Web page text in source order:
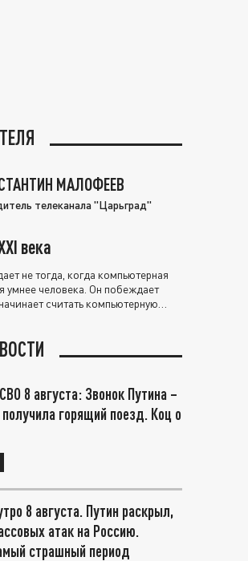
МАЛОФЕЕВ
телеканала "Царьград"
века
не тогда, когда компьютерная
умнее человека. Он побеждает
считать компьютерную
8 августа: Звонок Путина –
горящий поезд. Коц о
8 августа. Путин раскрыл,
атак на Россию.
страшный период